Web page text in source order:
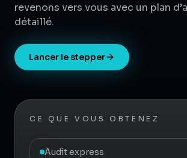
revenons vers vous avec un plan
détaillé.
Lancer le stepper
CE QUE VOUS OBTENEZ
Audit express